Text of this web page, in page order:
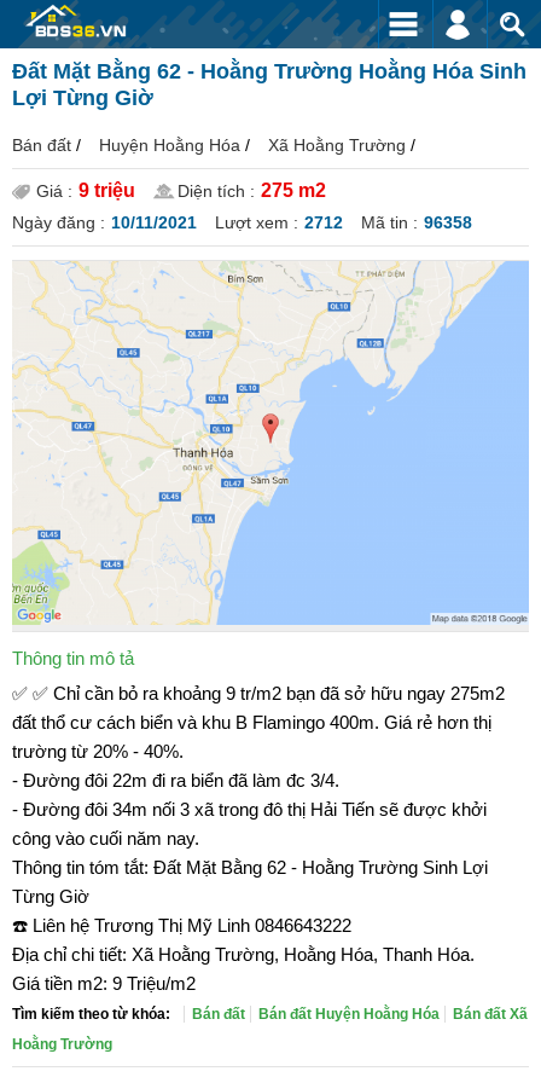
Đất Mặt Bằng 62 - Hoằng Trường Hoằng Hóa Sinh
Lợi Từng Giờ
Bán đất / Huyện Hoằng Hóa / Xã Hoằng Trường /
Giá : 9 triệu Diện tích : 275 m2
Ngày đăng : 10/11/2021 Lượt xem : 2712 Mã tin : 96358
Thông tin mô tả
✅ ✅ Chỉ cần bỏ ra khoảng 9 tr/m2 bạn đã sở hữu ngay 275m2
đất thổ cư cách biển và khu B Flamingo 400m. Giá rẻ hơn thị
trường từ 20% - 40%.
- Đường đôi 22m đi ra biển đã làm đc 3/4.
- Đường đôi 34m nối 3 xã trong đô thị Hải Tiến sẽ được khởi
công vào cuối năm nay.
Thông tin tóm tắt: Đất Mặt Bằng 62 - Hoằng Trường Sinh Lợi
Từng Giờ
☎️ Liên hệ Trương Thị Mỹ Linh 0846643222
Địa chỉ chi tiết: Xã Hoằng Trường, Hoằng Hóa, Thanh Hóa.
Giá tiền m2: 9 Triệu/m2
Tìm kiếm theo từ khóa: Bán đất Bán đất Huyện Hoằng Hóa
Bán đất Xã
Hoằng Trường